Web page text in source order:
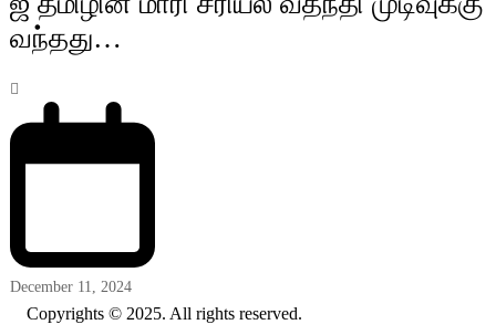
வந்தது…
December 11, 2024
Copyrights © 2025. All rights reserved.